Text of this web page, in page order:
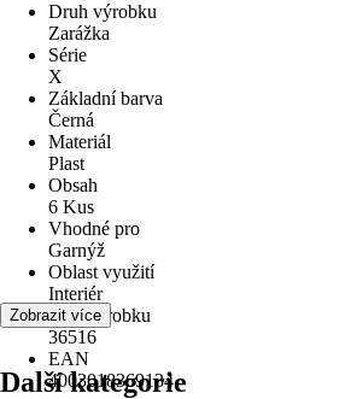
Druh výrobku
Zarážka
Série
X
Základní barva
Černá
Materiál
Plast
Obsah
6 Kus
Vhodné pro
Garnýž
Oblast využití
Interiér
Kód výrobku
36516
EAN
4003018369134
Zobrazit více
Další kategorie